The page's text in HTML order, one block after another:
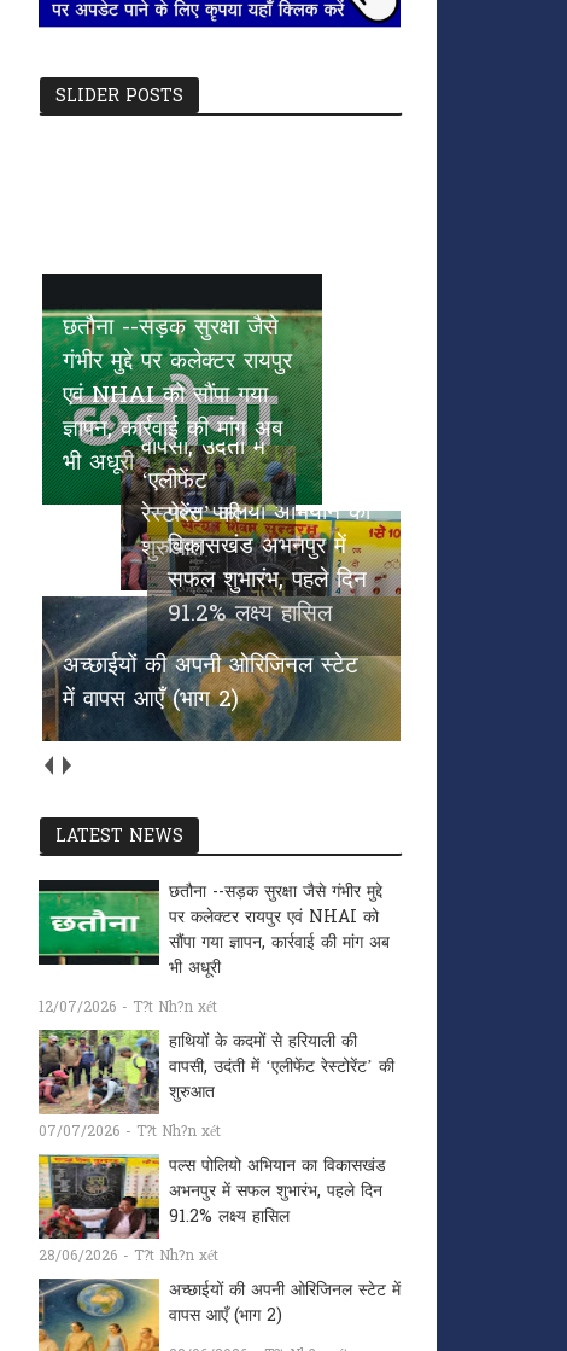
SLIDER POSTS
पर कलेक्टर रायपुर एवं NHAI को
सौंपा गया ज्ञापन, कार्रवाई की मांग अब
भी अधूरी
हाथियों के
कदमों से
हरियाली की
वापसी, उदंती में
‘एलीफेंट
रेस्टोरेंट’ की
शुरुआत
पल्स पोलियो
अभियान का
विकासखंड
अभनपुर में
सफल शुभारंभ,
पहले दिन
91.2% लक्ष्य
हासिल
अच्छाईयों की अपनी ओरिजिनल स्टेट
में वापस आएँ (भाग 2)
LATEST NEWS
छतौना --सड़क सुरक्षा जैसे गंभीर मुद्दे
पर कलेक्टर रायपुर एवं NHAI को
सौंपा गया ज्ञापन, कार्रवाई की मांग अब
भी अधूरी
12/07/2026 - T?t Nh?n xét
हाथियों के कदमों से हरियाली की
वापसी, उदंती में ‘एलीफेंट रेस्टोरेंट’ की
शुरुआत
07/07/2026 - T?t Nh?n xét
पल्स पोलियो अभियान का विकासखंड
अभनपुर में सफल शुभारंभ, पहले दिन
91.2% लक्ष्य हासिल
28/06/2026 - T?t Nh?n xét
अच्छाईयों की अपनी ओरिजिनल स्टेट में
वापस आएँ (भाग 2)